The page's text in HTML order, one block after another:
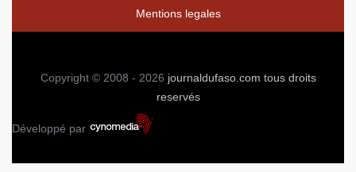
Mentions legales
Copyright © 2008 - 2026 journaldufaso.com tous droits
reservés
Développé par